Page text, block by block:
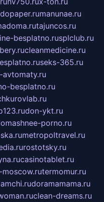
manunae.ru
tajuncos.ru
besplatno.rusplclub.ru
cleanmedicine.ru
seks-365.ru
besplatno.ru
don-ykt.ru
porno.ru
metropoltravel.ru
rostotsky.ru
casinotablet.ru
termomur.ru
doramamama.ru
clean-dreams.ru